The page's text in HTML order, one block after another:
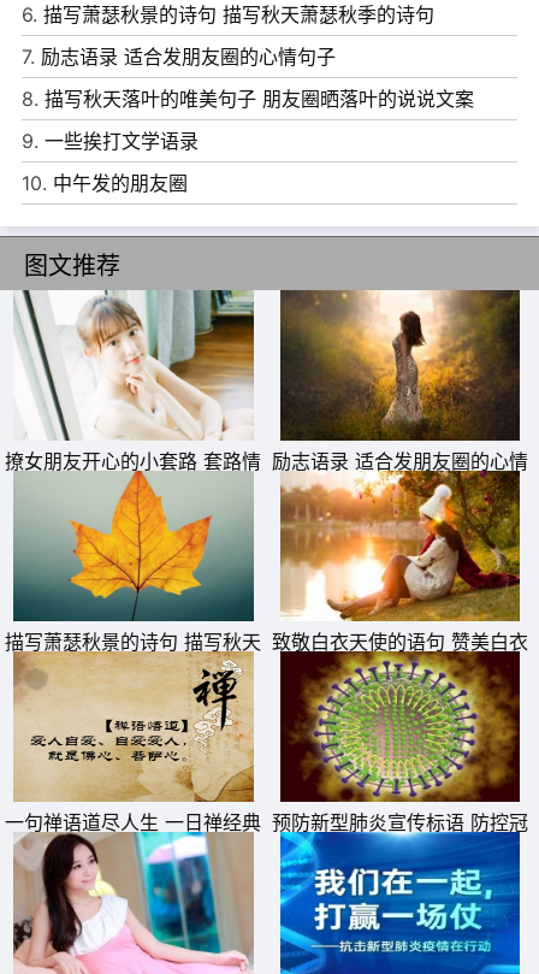
业，这是幸福的源泉。 —— 苏霍姆林斯基
7、最糟糕的是人们在生活中经常受到错误志向的阻碍而不
自知，真到摆脱了那些阻碍时才能明白过来。 —— 歌德
8、如果一个人不知道他要驶向哪头，那么任何风都不是顺
风。——塞涅卡
9、只有向自己提出伟大理想，并以自己全部的力量为之奋
斗的人，才是最幸福的。——加里宁
10、青年人比较适合发明，而不适合判断;适合执行，而不
适合磋商;适合新的计划，而不适合固定的职业。——弗·培
11、青春是一种持续的陶醉，是理智的狂热。——拉罗什富
12、所有坚韧不拔的努力迟早会取得报酬的。——安格尔
6. 描写萧瑟秋景的诗句 描写秋天萧瑟秋季的诗句
7. 励志语录 适合发朋友圈的心情句子
8. 描写秋天落叶的唯美句子 朋友圈晒落叶的说说文案
9. 一些挨打文学语录
10. 中午发的朋友圈
图文推荐
撩女朋友开心的小套路 套路情
话大全一问一答
励志语录 适合发朋友圈的心情
句子
描写萧瑟秋景的诗句 描写秋天
萧瑟秋季的诗句
致敬白衣天使的语句 赞美白衣
天使一句话
一句禅语道尽人生 一日禅经典
句子
预防新型肺炎宣传标语 防控冠
状病毒疫情横幅警示标语